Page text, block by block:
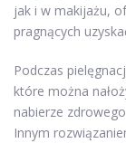
jak i w makijażu,
pragnących
Podczas
które można
nabierze
Innym